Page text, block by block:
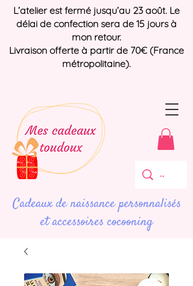
Cadeaux de naissance personnalisés
et accessoires cocooning
L’atelier est fermé jusqu’au 23 août. Le
délai de confection sera de 15 jours à
mon retour.
Livraison offerte à partir de 70€ (France
métropolitaine).